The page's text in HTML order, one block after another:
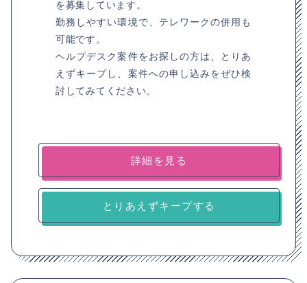
を募集しています。
勤務しやすい環境で、テレワークの併用も
可能です。
ヘルプデスク案件をお探しの方は、とりあ
えずキープし、案件への申し込みをぜひ検
討してみてください。
詳細を見る
とりあえずキープする